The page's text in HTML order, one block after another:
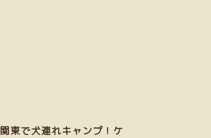
関東で犬連れキャンプ！ケ